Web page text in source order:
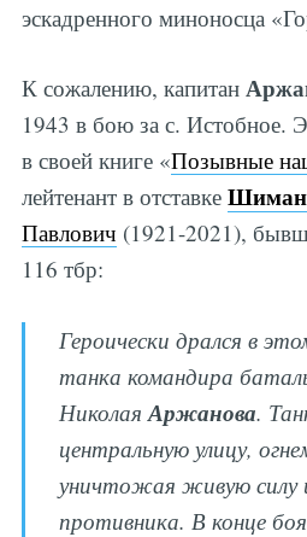
эскадренного миноносца
К сожалению, капитан
1943 в бою за с. Истобное.
в своей книге «Позывные
лейтенант в отставке
Павлович (1921-2021),
116 тбр:
Героически дрался в
танка командира
НиколаяАржанова.
центральную улицу,
уничтожая живую силу
противника. В конце